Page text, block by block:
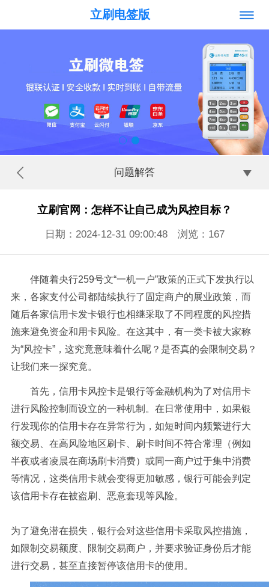
立刷电签版
问题解答
立刷官网：怎样不让自己成为风控目标？
日期：2024-12-31 09:00:48 浏览： 167
伴随着央行259号文“一机一户”政策的正式下发执行以
来，各家支付公司都陆续执行了固定商户的展业政策，而
随后各家信用卡发卡银行也相继采取了不同程度的风控措
施来避免资金和用卡风险。在这其中，有一类卡被大家称
为“风控卡”，这究竟意味着什么呢？是否真的会限制交易？
让我们来一探究竟。
首先，信用卡风控卡是银行等金融机构为了对信用卡
进行风险控制而设立的一种机制。在日常使用中，如果银
行发现你的信用卡存在异常行为，如短时间内频繁进行大
额交易、在高风险地区刷卡、刷卡时间不符合常理（例如
半夜或者凌晨在商场刷卡消费）或同一商户过于集中消费
等情况，这类信用卡就会变得更加敏感，银行可能会判定
该信用卡存在被盗刷、恶意套现等风险。
为了避免潜在损失，银行会对这些信用卡采取风控措施，
如限制交易额度、限制交易商户，并要求验证身份后才能
进行交易，甚至直接暂停该信用卡的使用。